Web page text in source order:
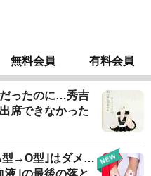
無料会員 有料会員
ったのに…秀吉
席できなかった
型→O型｣はダメ…
液｣の最後の落と